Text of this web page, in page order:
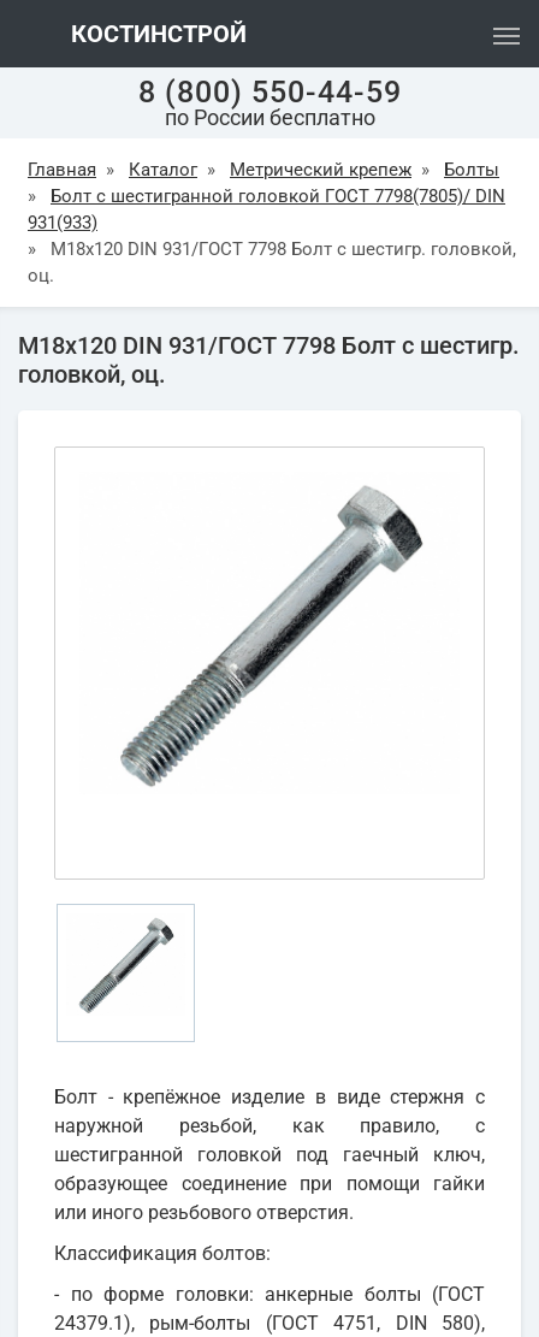
КОСТИНСТРОЙ
8 (800) 550-44-59
по России бесплатно
Главная » Каталог » Метрический крепеж »
Болты
»
Болт с шестигранной головкой ГОСТ 7798(7805)/ DIN
931(933)
»
М18х120 DIN 931/ГОСТ 7798 Болт с шестигр. головкой,
оц.
М18х120 DIN 931/ГОСТ 7798 Болт с шестигр.
головкой, оц.
Болт - крепёжное изделие в виде стержня с
наружной резьбой, как правило, с
шестигранной головкой под гаечный ключ,
образующее соединение при помощи гайки
или иного резьбового отверстия.
Классификация болтов:
- по форме головки: анкерные болты (ГОСТ
24379.1), рым-болты (ГОСТ 4751, DIN 580),